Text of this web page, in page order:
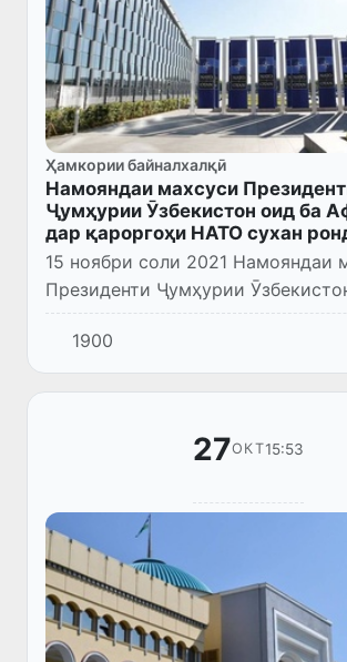
Ҳамкории байналхалқӣ
Намояндаи махсуси
Ҷумҳурии Ӯзбекистон оид ба
дар қароргоҳи НАТО сухан
15 ноябри соли 2021 Намояндаи
Президенти Ҷумҳурии
Афғонистон Исматулла Иргашев
қароргоҳи НАТО дар Брюссел
бахшида ба вазъият дар
1900
27ОКТ15:53